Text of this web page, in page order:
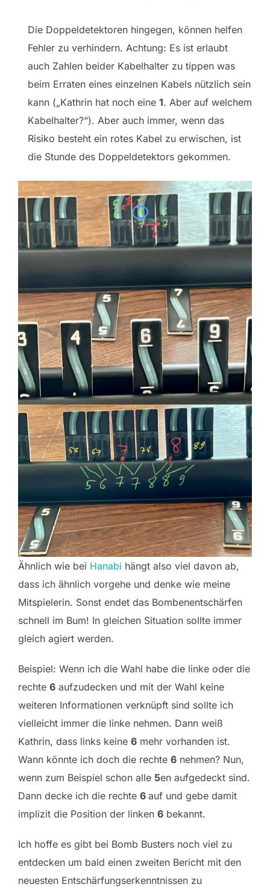
Die Doppeldetektoren hingegen, können helfen
Fehler zu verhindern. Achtung: Es ist erlaubt
auch Zahlen beider Kabelhalter zu tippen was
beim Erraten eines einzelnen Kabels nützlich sein
kann („Kathrin hat noch eine 1. Aber auf welchem
Kabelhalter?“). Aber auch immer, wenn das
Risiko besteht ein rotes Kabel zu erwischen, ist
die Stunde des Doppeldetektors gekommen.
Ähnlich wie bei Hanabi hängt also viel davon ab,
dass ich ähnlich vorgehe und denke wie meine
Mitspielerin. Sonst endet das Bombenentschärfen
schnell im Bum! In gleichen Situation sollte immer
gleich agiert werden.
Beispiel: Wenn ich die Wahl habe die linke oder die
rechte 6 aufzudecken und mit der Wahl keine
weiteren Informationen verknüpft sind sollte ich
vielleicht immer die linke nehmen. Dann weiß
Kathrin, dass links keine 6 mehr vorhanden ist.
Wann könnte ich doch die rechte 6 nehmen? Nun,
wenn zum Beispiel schon alle 5en aufgedeckt sind.
Dann decke ich die rechte 6 auf und gebe damit
implizit die Position der linken 6 bekannt.
Ich hoffe es gibt bei Bomb Busters noch viel zu
entdecken um bald einen zweiten Bericht mit den
neuesten Entschärfungserkenntnissen zu